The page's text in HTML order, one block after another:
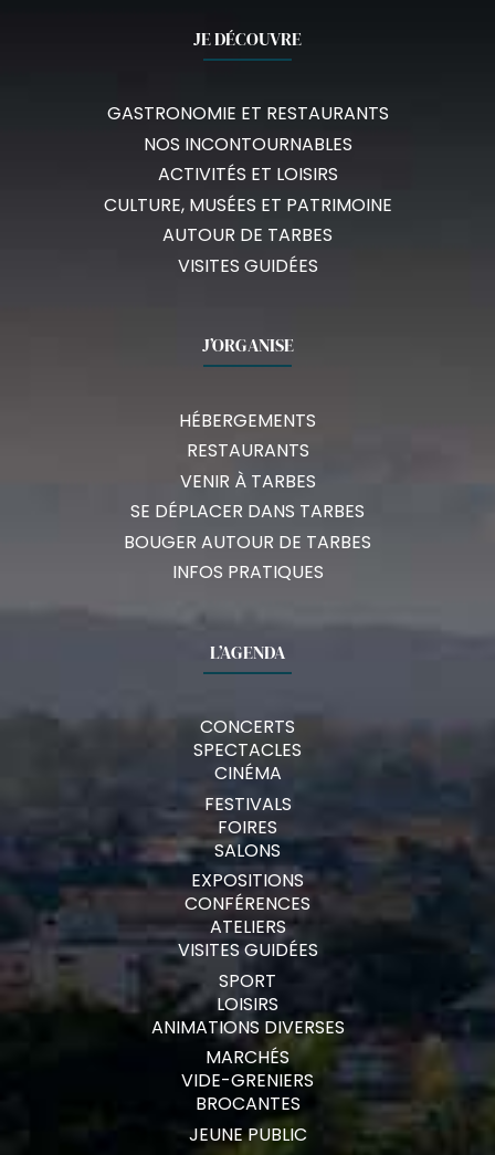
JE DÉCOUVRE
GASTRONOMIE ET RESTAURANTS
NOS INCONTOURNABLES
ACTIVITÉS ET LOISIRS
CULTURE, MUSÉES ET PATRIMOINE
AUTOUR DE TARBES
VISITES GUIDÉES
J’ORGANISE
HÉBERGEMENTS
RESTAURANTS
VENIR À TARBES
SE DÉPLACER DANS TARBES
BOUGER AUTOUR DE TARBES
INFOS PRATIQUES
L’AGENDA
CONCERTS
SPECTACLES
CINÉMA
FESTIVALS
FOIRES
SALONS
EXPOSITIONS
CONFÉRENCES
ATELIERS
VISITES GUIDÉES
SPORT
LOISIRS
ANIMATIONS DIVERSES
MARCHÉS
VIDE-GRENIERS
BROCANTES
JEUNE PUBLIC